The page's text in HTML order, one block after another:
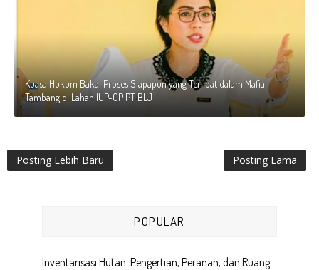
Kuasa Hukum Bakal Proses Siapapun yang Terlibat dalam Mafia
Tambang di Lahan IUP-OP PT BLJ
Posting Lebih Baru Posting Lama
POPULAR
Inventarisasi Hutan: Pengertian, Peranan, dan Ruang